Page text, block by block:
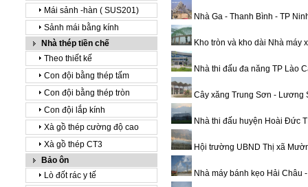
Mái sảnh -hàn ( SUS201)
Sảnh mái bằng kính
Nhà thép tiền chế
Theo thiết kế
Con đội bằng thép tấm
Con đội bằng thép tròn
Con đội lắp kính
Xà gồ thép cường độ cao
Xà gồ thép CT3
Bảo ôn
Lò đốt rác y tế
Nhà Ga - Thanh Bình - TP
Kho tròn và kho dài Nhà máy
Nhà thi đấu đa năng TP Lào
Cây xăng Trung Sơn - Lương
Nhà thi đấu huyện Hoài Đức
Hội trường UBND Thị xã
Nhà máy bánh kẹo Hải Châu